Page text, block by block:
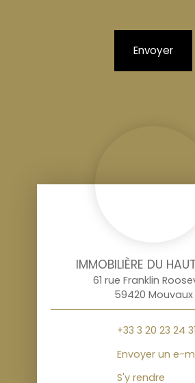
Envoyer
IMMOBILIÈRE DU
61 rue Franklin
59420 Mouvaux
+33 3 20 23 24 31
Envoyer un e-
S'y rendre